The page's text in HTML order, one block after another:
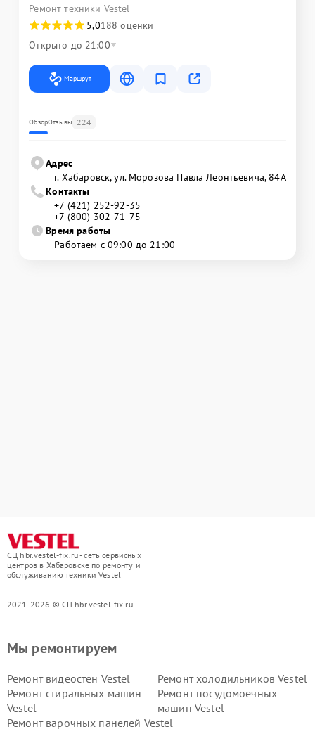
Ремонт техники Vestel
5,0188 оценки
Открыто до 21:00
Маршрут
ОбзорОтзывы 224
Адрес
г. Хабаровск, ул. Морозова Павла Леонтьевича, 84А
Контакты
+7 (421) 252-92-35
+7 (800) 302-71-75
Время работы
Работаем с 09:00 до 21:00
СЦ hbr.vestel-fix.ru - сеть сервисных
центров в Хабаровске по ремонту и
обслуживанию техники Vestel
2021-2026 © СЦ hbr.vestel-fix.ru
Мы ремонтируем
Ремонт видеостен Vestel
Ремонт холодильников Vestel
Ремонт стиральных машин
Vestel
Ремонт посудомоечных
машин Vestel
Ремонт варочных панелей Vestel